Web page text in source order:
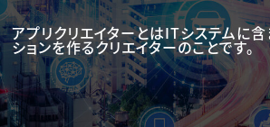
CREATIVE JOB求人検索
特集求人
採用説明会
転職支援サービス
CONTENTS
スキルアップしたい！
アプリクリエイターとはITシステムに
ションを作るクリエイターのことです。